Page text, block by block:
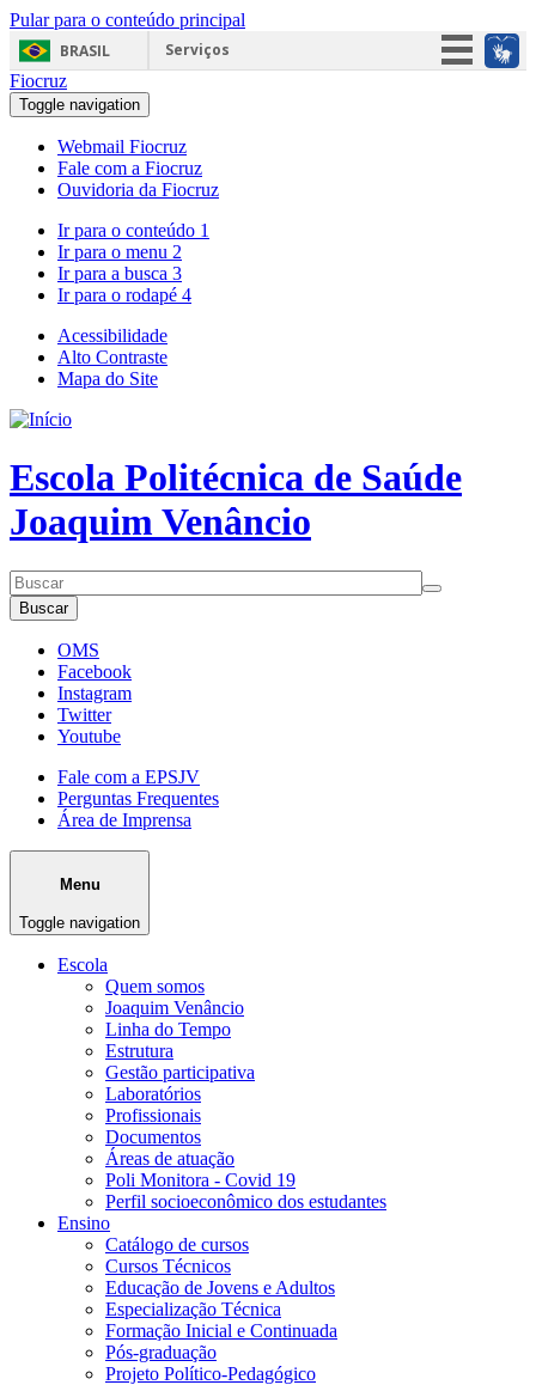
Pular para o conteúdo principal
BRASIL
Serviços
Fiocruz
Toggle navigation
Webmail Fiocruz
Fale com a Fiocruz
Ouvidoria da Fiocruz
Ir para o conteúdo 1
Ir para o menu 2
Ir para a busca 3
Ir para o rodapé 4
Acessibilidade
Alto Contraste
Mapa do Site
Escola Politécnica de Saúde
Joaquim Venâncio
Buscar
OMS
Facebook
Instagram
Twitter
Youtube
Fale com a EPSJV
Perguntas Frequentes
Área de Imprensa
Menu
Toggle navigation
Escola
Quem somos
Joaquim Venâncio
Linha do Tempo
Estrutura
Gestão participativa
Laboratórios
Profissionais
Documentos
Áreas de atuação
Poli Monitora - Covid 19
Perfil socioeconômico dos estudantes
Ensino
Catálogo de cursos
Cursos Técnicos
Educação de Jovens e Adultos
Especialização Técnica
Formação Inicial e Continuada
Pós-graduação
Projeto Político-Pedagógico